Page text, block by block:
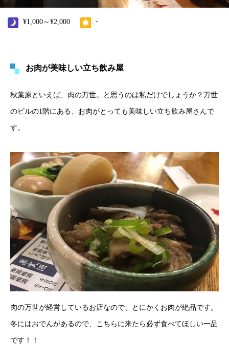
¥1,000～¥2,000 -
お肉が美味しい立ち飲み屋
秋葉原といえば、肉の万世。と思うのは私だけでしょうか？万世
のビルの1階にある、お肉がとっても美味しい立ち飲み屋さんで
す。
肉の万世が経営しているお店なので、とにかくお肉が絶品です。
冬にはおでんがあるので、こちらに来たら必ず食べてほしい一品
です！！